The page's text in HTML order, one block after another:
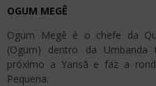
OGUM MEGÊ
Ogum Megê é o chefe da
(Ogum) dentro da Umbanda
próximo a Yansã e faz a
Pequena.